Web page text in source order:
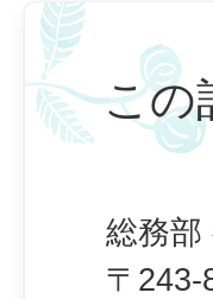
この
総務部
〒243-